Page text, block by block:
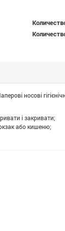
носові
і закривати;
або кишеню;